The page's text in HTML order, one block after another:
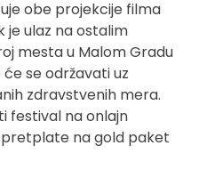
obe projekcije filma
je ulaz na ostalim
mesta u Malom Gradu
se održavati uz
zdravstvenih mera.
festival na onlajn
na gold paket